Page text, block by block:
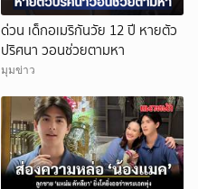
ด่วน เด็กอเมริกันวัย 12 ปี หายตัว
ปริศนา วอนช่วยตามหา
มุมข่าว